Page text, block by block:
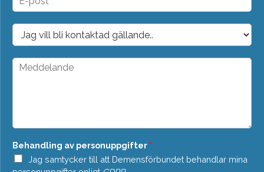
p
o
t
*
D
o
p
M
a
d
e
*
Behandling av personuppgifter *
Jag samtycker till att Demensförbundet behandlar mina